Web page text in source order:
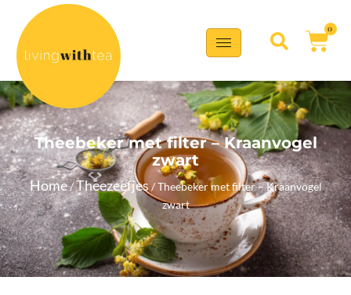
0
Theebeker met filter – Kraanvogel
zwart
Home/Theezeefjes/ Theebeker met filter – Kraanvogel
zwart